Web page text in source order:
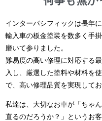
インターパシフィックは長年
輸入車の板金塗装を数多く手
磨いて参りました。
難易度の高い修理に対応する
入し、厳選した塗料や材料を
で、高い修理品質を実現してお
私達は、大切なお車が「ちゃ
直るのだろうか？」というお